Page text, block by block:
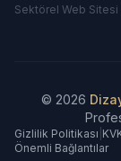
Sektörel Web Sitesi
© 2026
Gizlilik Politikası
Önemli Bağlantılar